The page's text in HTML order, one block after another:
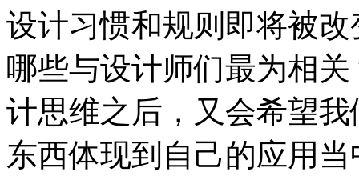
设计习惯和规则即将被
哪些与设计师们最为相
计思维之后，又会希望
东西体现到自己的应用当